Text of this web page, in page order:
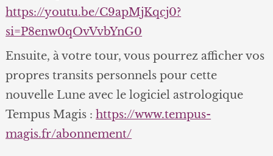
https://youtu.be/C9apMjKqcj0?
si=P8enw0qOvVvbYnG0
Ensuite, à votre tour, vous pourrez afficher vos
propres transits personnels pour cette
nouvelle Lune avec le logiciel astrologique
Tempus Magis :https://www.tempus-
magis.fr/abonnement/